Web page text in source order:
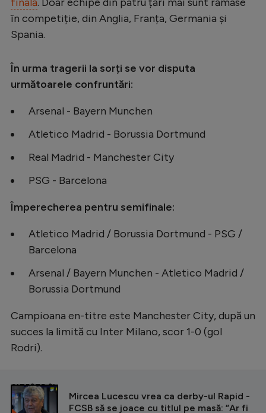
în competiție, din Anglia, Franța, Germania și
Spania.
În urma tragerii la sorți se vor disputa
următoarele confruntări:
Arsenal - Bayern Munchen
Atletico Madrid - Borussia Dortmund
Real Madrid - Manchester City
PSG - Barcelona
Împerecherea pentru semifinale:
Atletico Madrid / Borussia Dortmund - PSG /
Barcelona
Arsenal / Bayern Munchen - Atletico Madrid /
Borussia Dortmund
Campioana en-titre este Manchester City, după un
succes la limită cu Inter Milano, scor 1-0 (gol
Rodri).
CITEȘTE ȘI
Mircea Lucescu vrea ca derby-ul Rapid -
FCSB să se joace cu titlul pe masă: ”Ar fi